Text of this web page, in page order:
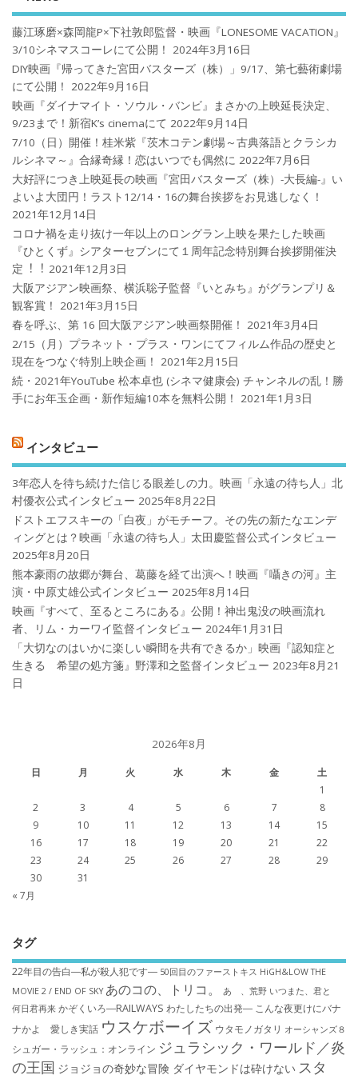
藤江琢磨×森岡龍P×下社敦郎監督・映画『LONESOME VACATION』
3/10シネマスコーレにて公開！
2024年3月16日
DIY映画『帰ってきた宮田バスターズ（株）」9/17、第七藝術劇場
にて公開！
2022年9月16日
映画『ダイナマイト・ソウル・バンビ』まさかの上映延長決定、
9/23まで！新宿K’s cinemaにて 2022年9月14日
7/10（日）開催！桂米紫『茨木コテン劇場～古典落語とクラシカ
ルシネマ～』合縁奇縁！恋はいつでも偶然に 2022年7月6日
大好評につき上映延長の映画『宮田バスターズ（株）-大長編-』い
よいよ大団円！ラスト12/14・16の舞台挨拶をお見逃しなく！
2021年12月14日
コロナ禍を⾛り抜け⼀年以上のロングラン上映を果たした映画
『ひとくず』シアターセブンにて１周年記念特別舞台挨拶開催決
定︕︕ 2021年12月3日
大阪アジアン映画祭、横浜聡子監督『いとみち』がグランプリ＆
観客賞！
2021年3月15日
春を呼ぶ、第 16 回大阪アジアン映画祭開催！
2021年3月4日
2/15（月）プラネット・プラス・ワンにてフィルム作品の歴史と
現在をつなぐ特別上映企画！
2021年2月15日
続・2021年YouTube 松本卓也 (シネマ健康会) チャンネルの乱！勝
手にお年玉企画・新作短編10本を無料公開！
2021年1月3日
インタビュー
3年恋人を待ち続けた信じる眼差しの力。映画「永遠の待ち人」北
村優衣公式インタビュー 2025年8月22日
ドストエフスキーの「白夜」がモチーフ。その先の新たなエンデ
ィングとは？映画「永遠の待ち人」太田慶監督公式インタビュー
2025年8月20日
熊本豪雨の故郷が舞台、葛藤を経て出演へ！映画『囁きの河』主
演・中原丈雄公式インタビュー 2025年8月14日
映画『すべて、至るところにある』公開！神出鬼没の映画流れ
者、リム・カーワイ監督インタビュー 2024年1月31日
「大切なのはいかに楽しい瞬間を共有できるか」映画『認知症と
生きる 希望の処方箋』野澤和之監督インタビュー 2023年8月21
日
2026年8月
日 月 火 水 木 金
土
1
2
3 4 5 6 7
8
9
10 11 12 13 14
15
16
17 18 19 20 21
22
23
24 25 26 27 28
29
30
31
« 7月
タグ
22年目の告白―私が殺人犯です― 50回目のファーストキス HiGH&LOW THE
MOVIE 2 / END OF SKY あのコの、トリコ。 あゝ、荒野 いつまた、君と
何日君再来 かぞくいろ―RAILWAYS わたしたちの出発― こんな夜更けにバナ
ナかよ 愛しき実話 ウスケボーイズ ウタモノガタリ オーシャンズ８
シュガー・ラッシュ：オ​ンライン ジュラシック・ワールド／炎
の王国 ジョジョの奇妙な冒険 ダイヤモンドは砕けない スタ